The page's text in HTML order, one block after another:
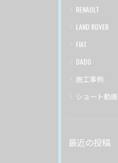
RENAULT
LAND ROVER
FIAT
DADG
施工事例
ショート動画
最近の投稿